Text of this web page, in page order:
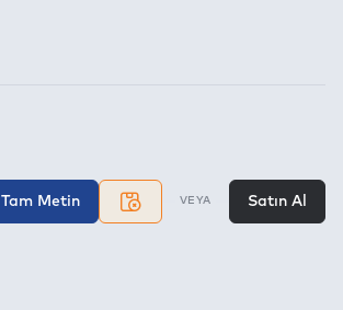
Tam Metin VEYA Satın Al